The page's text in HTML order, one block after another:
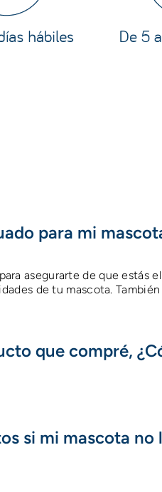
para mi
asegurarte de que estás
de tu mascota.
que compré,
si mi mascota no